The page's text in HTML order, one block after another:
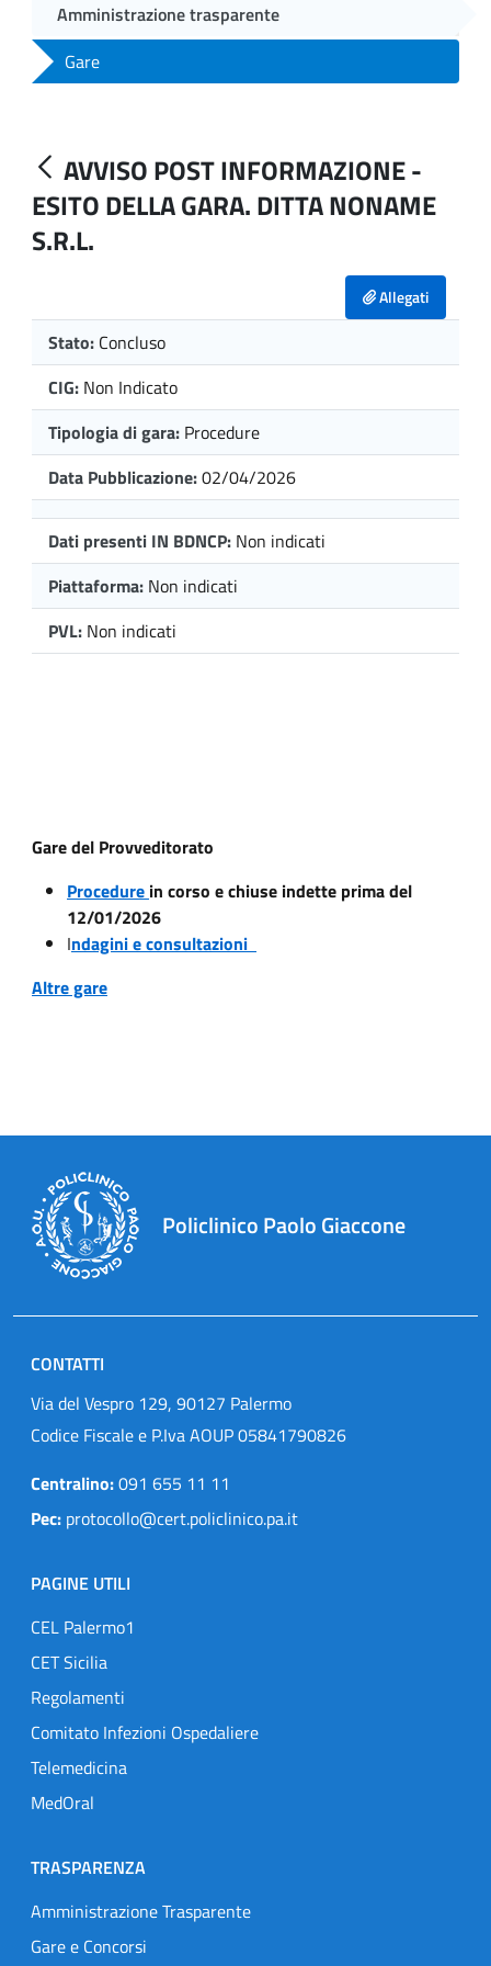
Amministrazione trasparente
Gare
AVVISO POST INFORMAZIONE -
ESITO DELLA GARA. DITTA NONAME
S.R.L.
Allegati
Stato: Concluso
CIG: Non Indicato
Tipologia di gara: Procedure
Data Pubblicazione:02/04/2026
Dati presenti IN BDNCP: Non indicati
Piattaforma: Non indicati
PVL: Non indicati
Gare del Provveditorato
Procedure in corso e chiuse indette prima del
12/01/2026
Indagini e consultazioni
Altre gare
Policlinico Paolo Giaccone
CONTATTI
Via del Vespro 129, 90127 Palermo
Codice Fiscale e P.Iva AOUP 05841790826
Centralino:091 655 11 11
Pec: protocollo@cert.policlinico.pa.it
PAGINE UTILI
CEL Palermo1
CET Sicilia
Regolamenti
Comitato Infezioni Ospedaliere
Telemedicina
MedOral
TRASPARENZA
Amministrazione Trasparente
Gare e Concorsi